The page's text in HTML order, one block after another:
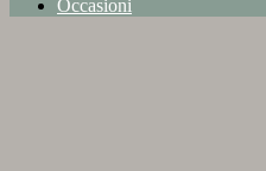
Occasioni